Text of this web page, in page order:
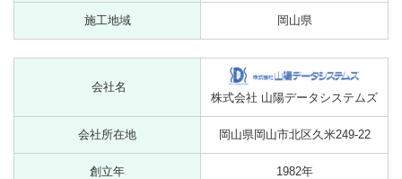
施工地域 岡山県
会社名
株式会社 山陽データシステムズ
会社所在地 岡山県岡山市北区久米249-22
創立年 1982年